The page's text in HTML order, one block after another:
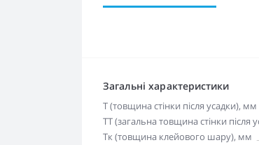
Загальні характеристики
T (товщина стінки після усадки), мм
TT (загальна товщина стінки після
Tк (товщина клейового шару), мм